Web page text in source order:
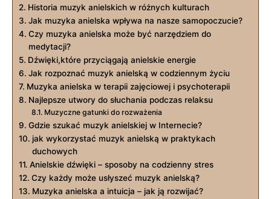
Historia muzyk anielskich w różnych ⁣kulturach
Jak muzyka anielska wpływa na nasze samopoczucie?
Czy muzyka anielska może być narzędziem do
medytacji?
Dźwięki,które‍ przyciągają ‍anielskie energie
Jak ⁤rozpoznać muzyk anielską w codziennym życiu
Muzyka anielska w terapii zajęciowej‍ i ⁤psychoterapii
Najlepsze utwory do⁢ słuchania podczas relaksu
Muzyczne gatunki⁤ do rozważenia
Gdzie ⁣szukać muzyk ⁤anielskiej w Internecie?
jak⁢ wykorzystać muzyk anielską w praktykach
duchowych
Anielskie dźwięki – sposoby na codzienny stres
Czy każdy może usłyszeć muzyk anielską?
Muzyka anielska ‌a intuicja – jak ją ‌rozwijać?